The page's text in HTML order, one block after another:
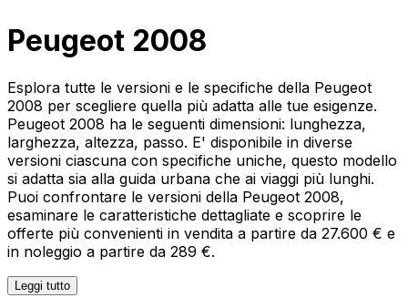
Peugeot 2008
Esplora tutte le versioni e le specifiche della Peugeot
2008 per scegliere quella più adatta alle tue esigenze.
Peugeot 2008 ha le seguenti dimensioni: lunghezza,
larghezza, altezza, passo. E' disponibile in diverse
versioni ciascuna con specifiche uniche, questo modello
si adatta sia alla guida urbana che ai viaggi più lunghi.
Puoi confrontare le versioni della Peugeot 2008,
esaminare le caratteristiche dettagliate e scoprire le
offerte più convenienti in vendita a partire da 27.600 € e
in noleggio a partire da 289 €.
Leggi tutto